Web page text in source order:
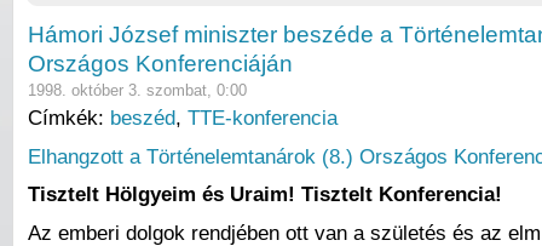
Hámori József miniszter beszéde a
Országos Konferenciáján
1998. október 3. szombat, 0:00
Címkék: beszéd, TTE-konferencia
Elhangzott a Történelemtanárok (8.) Országos
Tisztelt Hölgyeim és Uraim! Tisztelt Konferencia!
Az emberi dolgok rendjében ott van a születés és az